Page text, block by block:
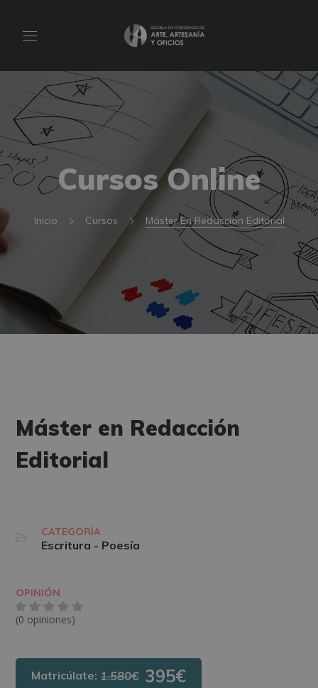
Cursos Online
Inicio Cursos Máster En Redacción Editorial
Máster en Redacción
Editorial
CATEGORÍA
Escritura - Poesía
OPINIÓN
(0 opiniones)
Matricúlate:1.580€ 395€